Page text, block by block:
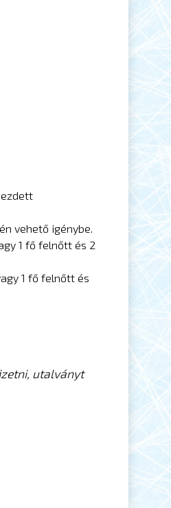
vehető igénybe.
1 fő felnőtt és 2
1 fő felnőtt és
utalványt